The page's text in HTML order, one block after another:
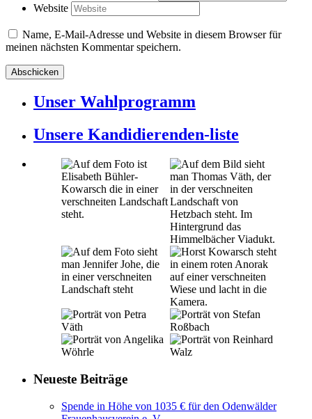
Website
Name, E-Mail-Adresse und Website in diesem Browser für
meinen nächsten Kommentar speichern.
Unser Wahlprogramm
Unsere Kandidierenden-liste
Neueste Beiträge
Spende in Höhe von 1035 € für den Odenwälder